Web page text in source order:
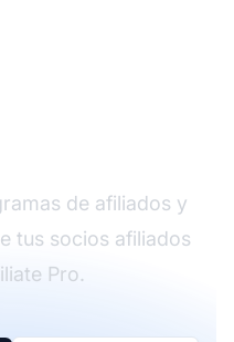
de afiliados y
tus socios afiliados
Pro.